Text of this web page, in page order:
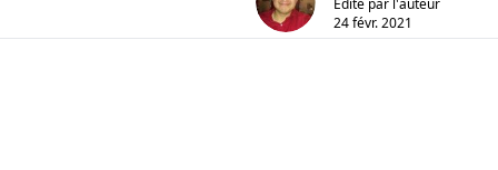
Édité par l'auteur
24 févr. 2021